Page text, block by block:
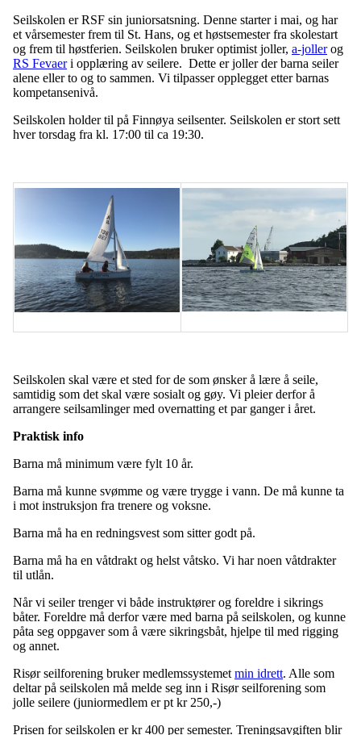
Seilskolen er RSF sin juniorsatsning. Denne starter i mai, og har
et vårsemester frem til St. Hans, og et høstsemester fra skolestart
og frem til høstferien. Seilskolen bruker optimist joller, a-jollerog
RS Fevaeri opplæring av seilere. Dette er joller der barna seiler
alene eller to og to sammen. Vi tilpasser opplegget etter barnas
kompetansenivå.
Seilskolen holder til på Finnøya seilsenter. Seilskolen er stort sett
hver torsdag fra kl. 17:00 til ca 19:30.
Seilskolen skal være et sted for de som ønsker å lære å seile,
samtidig som det skal være sosialt og gøy. Vi pleier derfor å
arrangere seilsamlinger med overnatting et par ganger i året.
Praktisk info
Barna må minimum være fylt 10 år.
Barna må kunne svømme og være trygge i vann. De må kunne ta
i mot instruksjon fra trenere og voksne.
Barna må ha en redningsvest som sitter godt på.
Barna må ha en våtdrakt og helst våtsko. Vi har noen våtdrakter
til utlån.
Når vi seiler trenger vi både instruktører og foreldre i sikrings
båter. Foreldre må derfor være med barna på seilskolen, og kunne
påta seg oppgaver som å være sikringsbåt, hjelpe til med rigging
og annet.
Risør seilforening bruker medlemssystemet min idrett. Alle som
deltar på seilskolen må melde seg inn i Risør seilforening som
jolle seilere (juniormedlem er pt kr 250,-)
Prisen for seilskolen er kr 400 per semester. Treningsavgiften blir